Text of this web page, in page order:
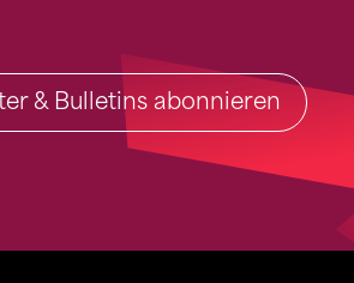
& Bulletins abonnieren